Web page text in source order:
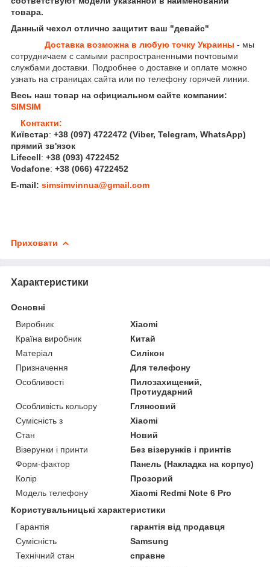
товара.
Данный чехол отлично защитит ваш "девайс"
Доставка возможна в любую точку Украины - мы
сотрудничаем с самыми распространенными почтовыми
службами доставки. Подробнее о доставке и оплате можно
узнать на страницах сайта или по телефону горячей линии.
Весь наш товар на официальном сайте компании:
SIMSIM
Контакти:
Київстар: +38 (097) 4722472 (Viber, Telegram, WhatsApp)
прямий зв'язок
Lifecell: +38 (093) 4722452
Vodafone: +38 (066) 4722452
E-mail: simsimvinnua@gmail.com
Приховати
Характеристики
Основні
Виробник
Xiaomi
Країна виробник
Китай
Матеріал
Силікон
Призначення
Для телефону
Особливості
Пилозахищений,
Протиударний
Особливість кольору
Глянсовий
Сумісність з
Xiaomi
Стан
Новий
Візерунки і принти
Без візерунків і принтів
Форм-фактор
Панель (Накладка на корпус)
Колір
Прозорий
Модель телефону
Xiaomi Redmi Note 6 Pro
Користувальницькі характеристики
Гарантія
гарантія від продавця
Сумісність
Samsung
Технічний стан
справне